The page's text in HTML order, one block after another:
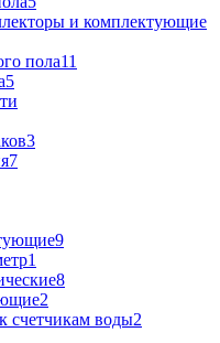
и комплектующие
пола11
5
3
7
9
1
8
2
счетчикам воды2